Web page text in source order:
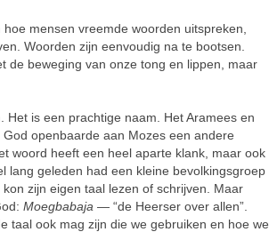
mensen vreemde woorden uitspreken,
Woorden zijn eenvoudig na te bootsen.
de beweging van onze tong en lippen, maar
Het is een prachtige naam. Het Aramees en
openbaarde aan Mozes een andere
woord heeft een heel aparte klank, maar ook
lang geleden had een kleine bevolkingsgroep
zijn eigen taal lezen of schrijven. Maar
Moegbabaja — “de Heerser over allen”.
taal ook mag zijn die we gebruiken en hoe we